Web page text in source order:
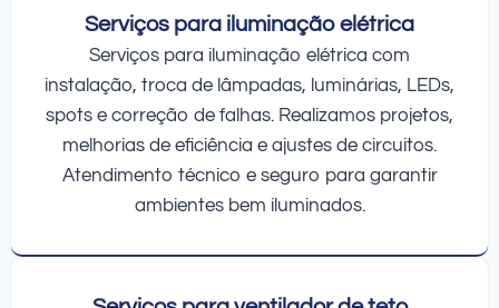
Serviços para iluminação elétrica
Serviços para iluminação elétrica com
instalação, troca de lâmpadas, luminárias, LEDs,
spots e correção de falhas. Realizamos projetos,
melhorias de eficiência e ajustes de circuitos.
Atendimento técnico e seguro para garantir
ambientes bem iluminados.